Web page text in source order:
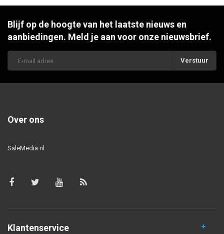
Blijf op de hoogte van het laatste nieuws en
aanbiedingen. Meld je aan voor onze nieuwsbrief.
Verstuur
Over ons
SaleMedia.nl
Klantenservice